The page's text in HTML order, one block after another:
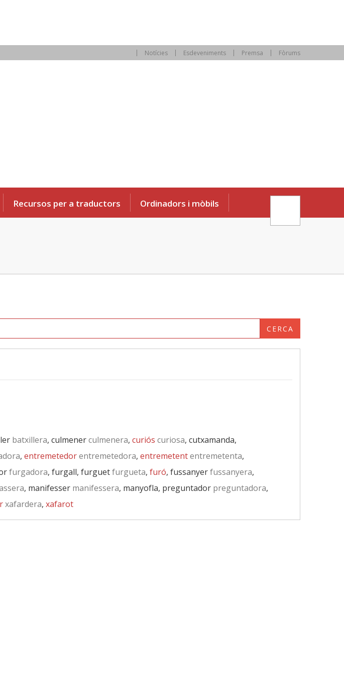
Notícies Esdeveniments Premsa Fòrums
Recursos per a traductors Ordinadors i mòbils
CERCA
batxillera, culmenerculmenera, curiós curiosa, cutxamanda,
, entremetedorentremetedora, entremetententremetenta,
furgadora, furgall, furguetfurgueta, furó, fussanyerfussanyera,
, manifesser manifessera, manyofla, preguntador preguntadora,
xafardera, xafarot